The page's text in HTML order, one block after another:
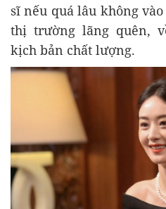
sĩ nếu quá lâu không
thị trường lãng quên,
kịch bản chất lượng.